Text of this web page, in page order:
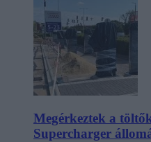
Megérkeztek a
Supercharger